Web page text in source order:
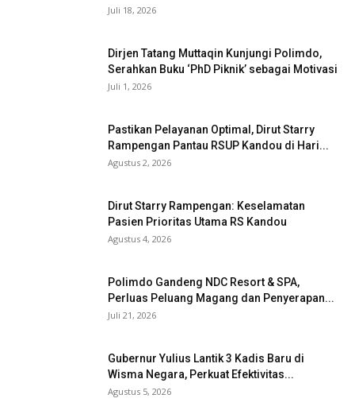
Juli 18, 2026
Dirjen Tatang Muttaqin Kunjungi Polimdo,
Serahkan Buku ‘PhD Piknik’ sebagai Motivasi
Juli 1, 2026
Pastikan Pelayanan Optimal, Dirut Starry
Rampengan Pantau RSUP Kandou di Hari...
Agustus 2, 2026
Dirut Starry Rampengan: Keselamatan
Pasien Prioritas Utama RS Kandou
Agustus 4, 2026
Polimdo Gandeng NDC Resort & SPA,
Perluas Peluang Magang dan Penyerapan...
Juli 21, 2026
Gubernur Yulius Lantik 3 Kadis Baru di
Wisma Negara, Perkuat Efektivitas...
Agustus 5, 2026